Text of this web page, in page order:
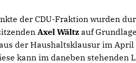
der CDU-Fraktion wurden
Axel Wältz auf
der Haushaltsklausur im April
kann im daneben stehenden